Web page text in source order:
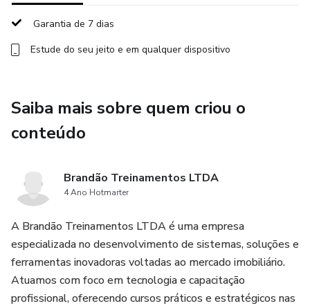
Garantia de 7 dias
Estude do seu jeito e em qualquer dispositivo
Saiba mais sobre quem criou o
conteúdo
Brandão Treinamentos LTDA
4 Ano Hotmarter
A Brandão Treinamentos LTDA é uma empresa
especializada no desenvolvimento de sistemas, soluções e
ferramentas inovadoras voltadas ao mercado imobiliário.
Atuamos com foco em tecnologia e capacitação
profissional, oferecendo cursos práticos e estratégicos nas